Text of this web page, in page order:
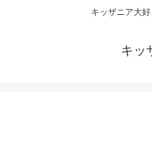
キッザニア大
キッ